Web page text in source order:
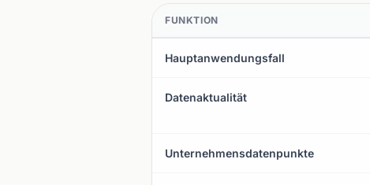
FUNKTION
Hauptanwendungsfall
Datenaktualität
Unternehmensdatenpunkte